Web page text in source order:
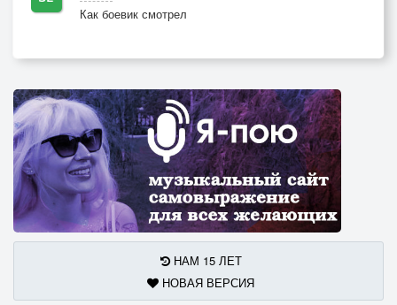
Как боевик смотрел
НАМ 15 ЛЕТ
НОВАЯ ВЕРСИЯ